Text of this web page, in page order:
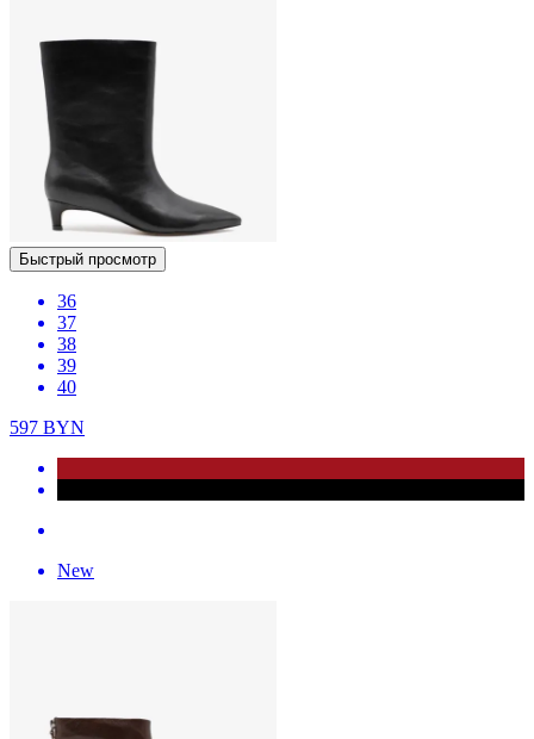
Быстрый просмотр
36
37
38
39
40
597 BYN
New